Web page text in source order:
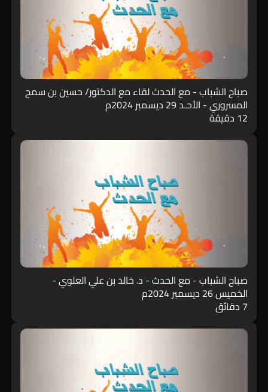
صباح الشباب - مع الحدث لقاء مع الدكتور/ حسين بن سمح
المسروري - الأحـد 29 ديسمبر 2024م
12 دقيقة
صباح الشباب - مع الحدث - د. خالد بن علي العلوي -
الخميس 26 ديسمبر 2024م
7 دقائق